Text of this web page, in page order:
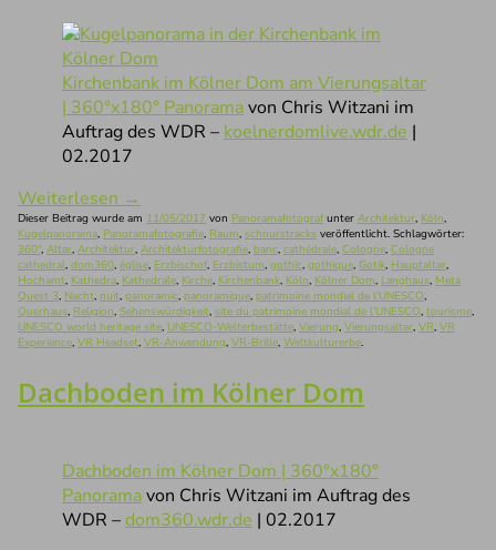
Kirchenbank im Kölner Dom am Vierungsaltar
| 360°x180° Panoramavon Chris Witzani im
Auftrag des WDR – koelnerdomlive.wdr.de |
02.2017
Weiterlesen →
Dieser Beitrag wurde am 11/05/2017 von Panoramafotografunter Architektur, Köln,
Kugelpanorama, Panoramafotografie, Raum, schnurstracks veröffentlicht. Schlagwörter:
360°, Altar, Architektur, Architekturfotografie, banc, cathédrale, Cologne, Cologne
cathedral, dom360, église, Erzbischof, Erzbistum, gothic, gothique, Gotik, Hauptaltar,
Hochamt, Kathedra, Kathedrale, Kirche, Kirchenbank, Köln, Kölner Dom, Langhaus, Meta
Quest 3, Nacht, nuit, panoramic, panoramique, patrimoine mondial de l'UNESCO,
Querhaus, Religion, Sehenswürdigkeit, site du patrimoine mondial de l'UNESCO, tourisme,
UNESCO world heritage site, UNESCO-Welterbestätte, Vierung, Vierungsaltar, VR, VR
Experience, VR Headset, VR-Anwendung, VR-Brille, Weltkulturerbe.
Dachboden im Kölner Dom
Dachboden im Kölner Dom | 360°x180°
Panoramavon Chris Witzani im Auftrag des
WDR –dom360.wdr.de | 02.2017